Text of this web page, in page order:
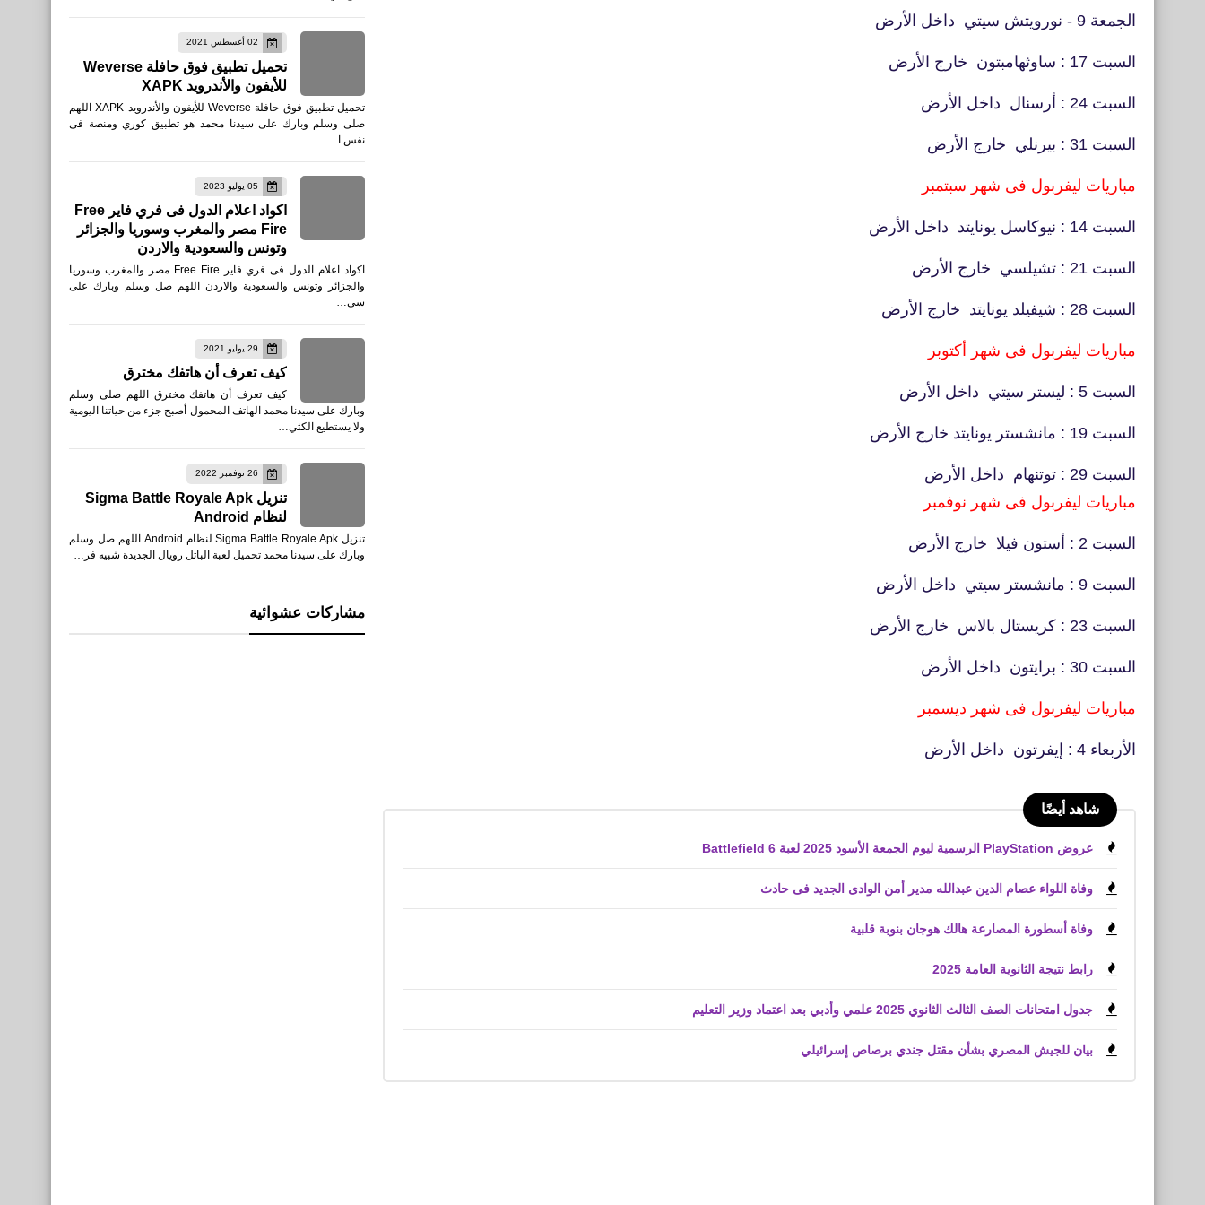
الجمعة 9 - نورويتش سيتي داخل الأرض
السبت 17 : ساوثهامبتون خارج الأرض
السبت 24 : أرسنال داخل الأرض
السبت 31 : بيرنلي خارج الأرض
مباريات ليفربول فى شهر سبتمبر
السبت 14 : نيوكاسل يونايتد داخل الأرض
السبت 21 : تشيلسي خارج الأرض
السبت 28 : شيفيلد يونايتد خارج الأرض
مباريات ليفربول فى شهر أكتوبر
السبت 5 : ليستر سيتي داخل الأرض
السبت 19 : مانشستر يونايتد خارج الأرض
السبت 29 : توتنهام داخل الأرض
مباريات ليفربول فى شهر نوفمبر
السبت 2 : أستون فيلا خارج الأرض
السبت 9 : مانشستر سيتي داخل الأرض
السبت 23 : كريستال بالاس خارج الأرض
السبت 30 : برايتون داخل الأرض
مباريات ليفربول فى شهر ديسمبر
الأربعاء 4 : إيفرتون داخل الأرض
شاهد أيضًا
عروض PlayStation الرسمية ليوم الجمعة الأسود 2025 لعبة Battlefield 6
وفاة اللواء عصام الدين عبدالله مدير أمن الوادى الجديد فى حادث
وفاة أسطورة المصارعة هالك هوجان بنوبة قلبية
رابط نتيجة الثانوية العامة 2025
جدول امتحانات الصف الثالث الثانوي 2025 علمي وأدبي بعد اعتماد وزير التعليم
بيان للجيش المصري بشأن مقتل جندي برصاص إسرائيلي
02 أغسطس 2021
تحميل تطبيق فوق حافلة Weverse
للأيفون والأندرويد XAPK
تحميل تطبيق فوق حافلة Weverse للأيفون والأندرويد XAPK اللهم
صلى وسلم وبارك على سيدنا محمد هو تطبيق كوري ومنصة فى
نفس ا…
05 يوليو 2023
اكواد اعلام الدول فى فري فاير Free
Fire مصر والمغرب وسوريا والجزائر
وتونس والسعودية والاردن
اكواد اعلام الدول فى فري فاير Free Fire مصر والمغرب وسوريا
والجزائر وتونس والسعودية والاردن اللهم صل وسلم وبارك على
سي…
29 يوليو 2021
كيف تعرف أن هاتفك مخترق
كيف تعرف أن هاتفك مخترق اللهم صلى وسلم
وبارك على سيدنا محمد الهاتف المحمول أصبح جزء من حياتنا اليومية
ولا يستطيع الكثي…
26 نوفمبر 2022
تنزيل Sigma Battle Royale Apk
لنظام Android
تنزيل Sigma Battle Royale Apk لنظام Android اللهم صل وسلم
وبارك على سيدنا محمد تحميل لعبة الباتل رويال الجديدة شبيه فر…
مشاركات عشوائية